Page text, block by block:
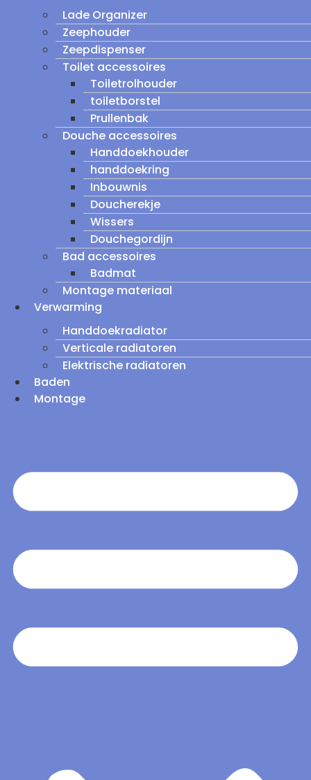
Lade Organizer
Zeephouder
Zeepdispenser
Toilet accessoires
Toiletrolhouder
toiletborstel
Prullenbak
Douche accessoires
Handdoekhouder
handdoekring
Inbouwnis
Doucherekje
Wissers
Douchegordijn
Bad accessoires
Badmat
Montage materiaal
Verwarming
Handdoekradiator
Verticale radiatoren
Elektrische radiatoren
Baden
Montage